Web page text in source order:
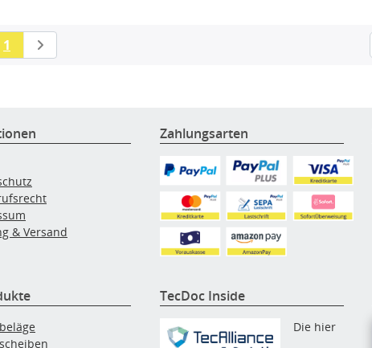
1
& Versand
Zahlungsarten
TecDoc Inside
Die hier